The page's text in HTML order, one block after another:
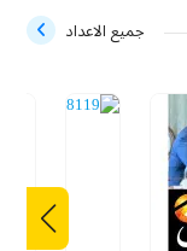
جميع الاعداد